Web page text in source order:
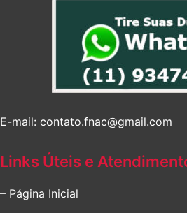
E-mail: contato.fnac@gmail.com
Links Úteis e
– Página Inicial